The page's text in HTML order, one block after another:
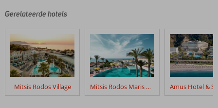
door
klanten
geschreven
na
hun
verblijf
Mitsis
Gerelateerde hotels
Mitsis Rodos Village Mitsis Rodos Maris Resort & Spa